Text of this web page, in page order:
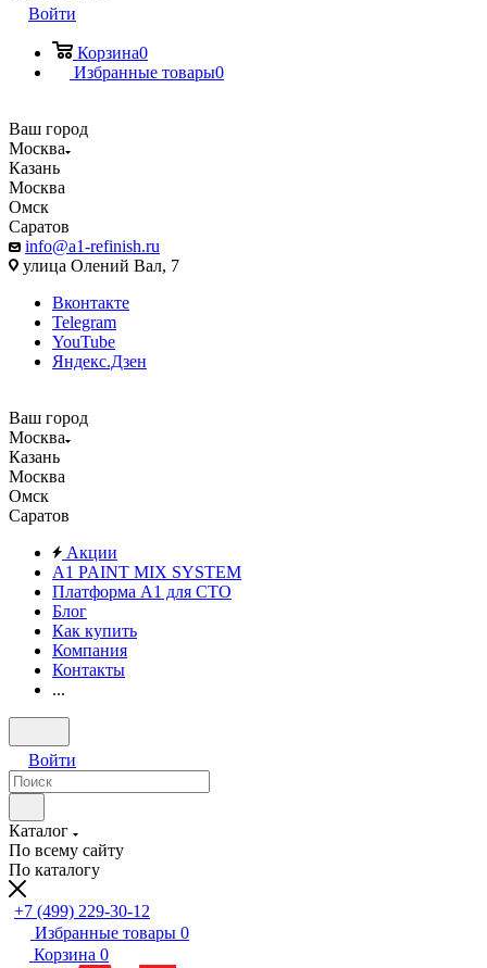
Войти
Корзина0
Избранные товары0
Ваш город
Москва
Казань
Москва
Омск
Саратов
info@a1-refinish.ru
улица Олений Вал, 7
Вконтакте
Telegram
YouTube
Яндекс.Дзен
Ваш город
Москва
Казань
Москва
Омск
Саратов
Акции
A1 PAINT MIX SYSTEM
Платформа А1 для СТО
Блог
Как купить
Компания
Контакты
...
Войти
Каталог
По всему сайту
По каталогу
+7 (499) 229-30-12
Избранные товары 0
Корзина 0